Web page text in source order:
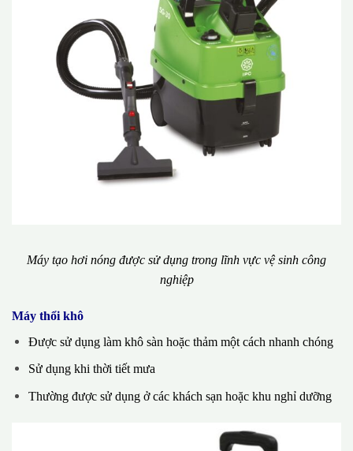
Máy tạo hơi nóng được sử dụng trong lĩnh vực vệ sinh công
nghiệp
Máy thổi khô
Được sử dụng làm khô sàn hoặc thảm một cách nhanh chóng
Sử dụng khi thời tiết mưa
Thường được sử dụng ở các khách sạn hoặc khu nghỉ dưỡng